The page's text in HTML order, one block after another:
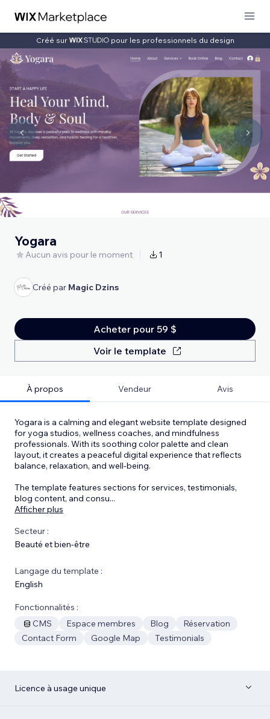
Créé sur pour les professionnels du design
Yogara
Aucun avis pour le moment 1
Créé par Magic Dzins
Acheter pour 59 $
Voir le template
À propos Vendeur Avis
Yogara is a calming and elegant website template designed
for yoga studios, wellness coaches, and mindfulness
professionals. With its soothing color palette and clean
layout, it creates a peaceful digital experience that reflects
balance, relaxation, and well-being.
The template features sections for services, testimonials,
blog content, and consu...
Afficher plus
Secteur :
Beauté et bien-être
Langage du template :
English
Fonctionnalités :
CMS
Espace membres Blog
Réservation
Contact Form
Google Map Testimonials
Licence à usage unique